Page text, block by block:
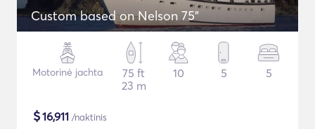
Custom based on Nelson 75"
Motorinė jachta
75 ft
23 m
10 5 5
$16,911 /naktinis